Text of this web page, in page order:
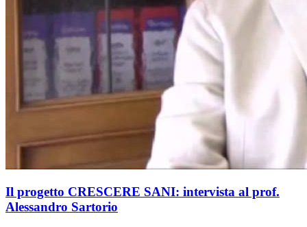
Il progetto CRESCERE SANI: intervista al prof.
Alessandro Sartorio